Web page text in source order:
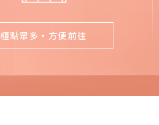
櫃點眾多・方便前往